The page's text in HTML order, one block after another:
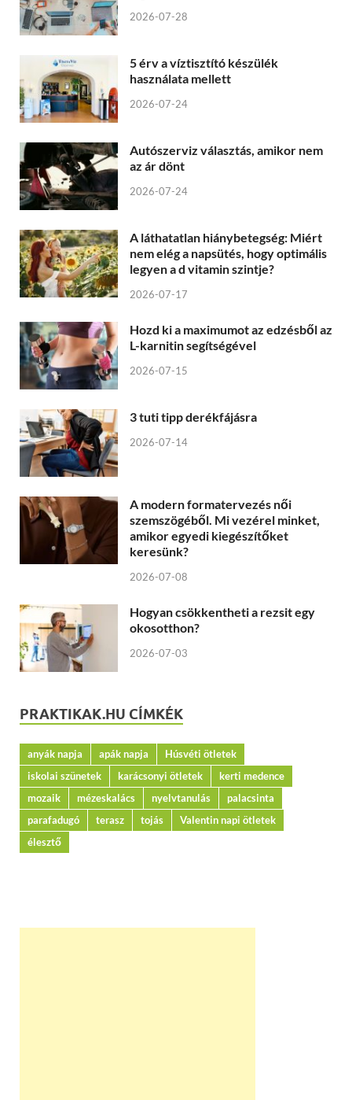
2026-07-28
5 érv a víztisztító készülék
használata mellett
2026-07-24
Autószerviz választás, amikor nem
az ár dönt
2026-07-24
A láthatatlan hiánybetegség: Miért
nem elég a napsütés, hogy optimális
legyen a d vitamin szintje?
2026-07-17
Hozd ki a maximumot az edzésből az
L-karnitin segítségével
2026-07-15
3 tuti tipp derékfájásra
2026-07-14
A modern formatervezés női
szemszögéből. Mi vezérel minket,
amikor egyedi kiegészítőket
keresünk?
2026-07-08
Hogyan csökkentheti a rezsit egy
okosotthon?
2026-07-03
PRAKTIKAK.HU CÍMKÉK
anyák napja apák napja
Húsvéti ötletek
iskolai szünetek
karácsonyi ötletek
kerti medence
mozaik
mézeskalács nyelvtanulás
palacsinta
parafadugó
terasz tojás
Valentin napi ötletek
élesztő